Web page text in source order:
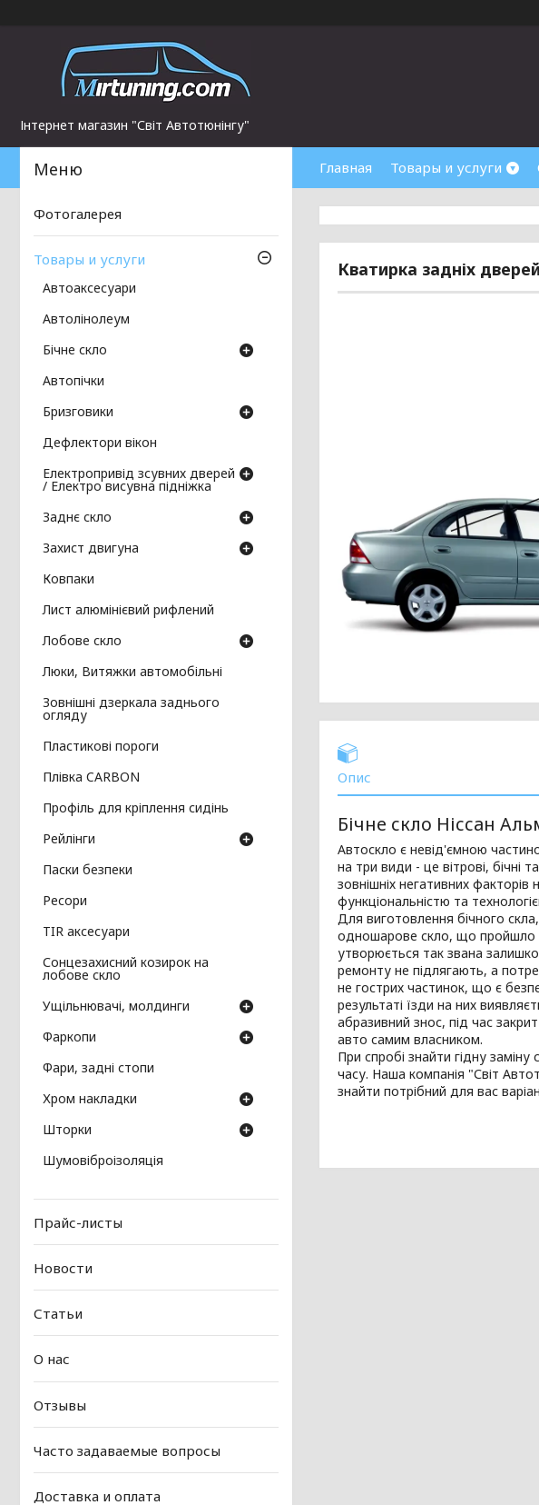
Інтернет магазин "Світ Автотюнінгу"
Главная Товары и услуги
Кватирка задніх
Опис
Бічне скло Ніссан
Автоскло є невід'ємною
на три види - це вітрові, бічні
зовнішніх негативних
функціональністю та
Для виготовлення бічного
одношарове скло, що пройшло
утворюється так звана
ремонту не підлягають, а
не гострих частинок, що є
результаті їзди на них
абразивний знос, під час
авто самим власником.
При спробі знайти гідну
часу. Наша компанія "Світ
знайти потрібний для вас
Фотогалерея
Товары и услуги
Автоаксесуари
Автолінолеум
Бічне скло
Автопічки
Бризговики
Дефлектори вікон
Електропривід зсувних дверей
/ Електро висувна підніжка
Заднє скло
Захист двигуна
Ковпаки
Лист алюмінієвий рифлений
Лобове скло
Люки, Витяжки автомобільні
Зовнішні дзеркала заднього
огляду
Пластикові пороги
Плівка CARBON
Профіль для кріплення сидінь
Рейлінги
Паски безпеки
Ресори
TIR аксесуари
Сонцезахисний козирок на
лобове скло
Ущільнювачі, молдинги
Фаркопи
Фари, задні стопи
Хром накладки
Шторки
Шумовіброізоляція
Прайс-листы
Новости
Статьи
О нас
Отзывы
Часто задаваемые вопросы
Доставка и оплата